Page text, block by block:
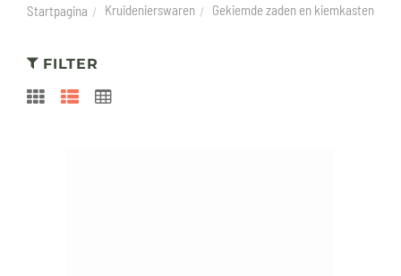
Startpagina Kruidenierswaren Gekiemde zaden en kiemkasten
FILTER